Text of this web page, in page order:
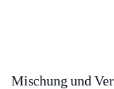
Mischung und